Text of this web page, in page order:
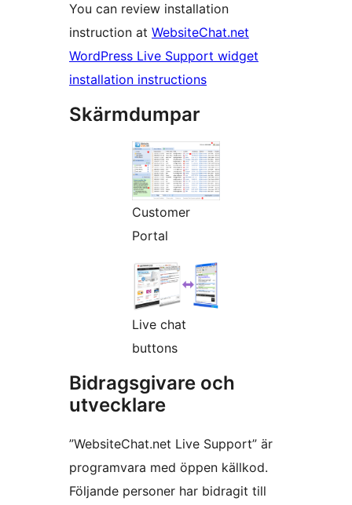
You can review installation
instruction at WebsiteChat.net
WordPress Live Support widget
installation instructions
Skärmdumpar
Customer
Portal
Live chat
buttons
Bidragsgivare och
utvecklare
”WebsiteChat.net Live Support” är
programvara med öppen källkod.
Följande personer har bidragit till